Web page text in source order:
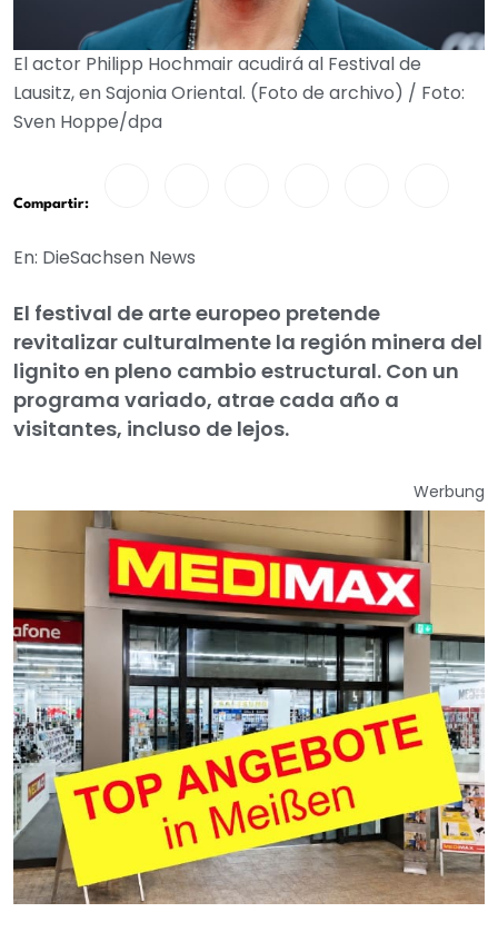
El actor Philipp Hochmair acudirá al Festival de
Lausitz, en Sajonia Oriental. (Foto de archivo) / Foto:
Sven Hoppe/dpa
Compartir:
En: DieSachsen News
El festival de arte europeo pretende
revitalizar culturalmente la región minera del
lignito en pleno cambio estructural. Con un
programa variado, atrae cada año a
visitantes, incluso de lejos.
Werbung